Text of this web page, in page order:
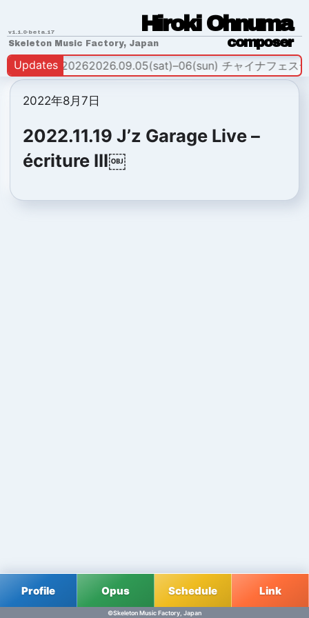
Hiroki Ohnuma
v1.1.0-beta.17
Skeleton Music Factory, Japan composer
Updates
FEST 20262026.09.05(sat)–06(sun) チャイナフェス
2022年8月7日
2022.11.19 J’z Garage Live –
écriture III￼
Profile Opus Schedule Link
©Skeleton Music Factory, Japan